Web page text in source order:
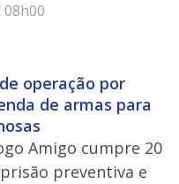
08h00
operação por
de armas para
Amigo cumpre 20
preventiva e